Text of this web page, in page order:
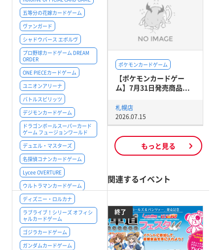
五等分の花嫁カードゲーム
ヴァンガード
シャドウバース エボルヴ
プロ野球カードゲーム DREAM
ORDER
ONE PIECEカードゲーム
ユニオンアリーナ
バトルスピリッツ
デジモンカードゲーム
ドラゴンボールスーパーカード
ゲーム フュージョンワールド
デュエル・マスターズ
名探偵コナンカードゲーム
Lycee OVERTURE
ウルトラマンカードゲーム
ディズニー・ロルカナ
ラブライブ！シリーズ オフィシ
ャルカードゲーム
ゴジラカードゲーム
ガンダムカードゲーム
ポケモンカードゲーム
【ポケモンカードゲー
ム】7月31日発売商品...
札幌店
2026.07.15
もっと見る
関連するイベント
終了